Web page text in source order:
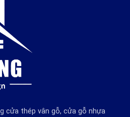
cửa thép vân gỗ, cửa gỗ nhựa